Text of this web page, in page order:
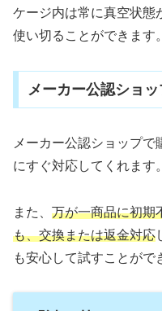
ケージ内は常に真空状態
使い切ることができます。
メーカー公認ショ
メーカー公認ショップ
にすぐ対応してくれます。
また、 万が一商品に初期
も、交換または返金対応
も安心して試すことがで